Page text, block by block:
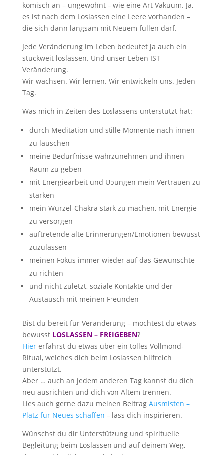
komisch an – ungewohnt – wie eine Art Vakuum. Ja,
es ist nach dem Loslassen eine Leere vorhanden –
die sich dann langsam mit Neuem füllen darf.
Jede Veränderung im Leben bedeutet ja auch ein
stückweit loslassen. Und unser Leben IST
Veränderung.
Wir wachsen. Wir lernen. Wir entwickeln uns. Jeden
Tag.
Was mich in Zeiten des Loslassens unterstützt hat:
durch Meditation und stille Momente nach innen
zu lauschen
meine Bedürfnisse wahrzunehmen und ihnen
Raum zu geben
mit Energiearbeit und Übungen mein Vertrauen zu
stärken
mein Wurzel-Chakra stark zu machen, mit Energie
zu versorgen
auftretende alte Erinnerungen/Emotionen bewusst
zuzulassen
meinen Fokus immer wieder auf das Gewünschte
zu richten
und nicht zuletzt, soziale Kontakte und der
Austausch mit meinen Freunden
Bist du bereit für Veränderung – möchtest du etwas
bewusst LOSLASSEN – FREIGEBEN?
Hiererfährst du etwas über ein tolles Vollmond-
Ritual, welches dich beim Loslassen hilfreich
unterstützt.
Aber … auch an jedem anderen Tag kannst du dich
neu ausrichten und dich von Altem trennen.
Lies auch gerne dazu meinen Beitrag Ausmisten –
Platz für Neues schaffen – lass dich inspirieren.
Wünschst du dir Unterstützung und spirituelle
Begleitung beim Loslassen und auf deinem Weg,